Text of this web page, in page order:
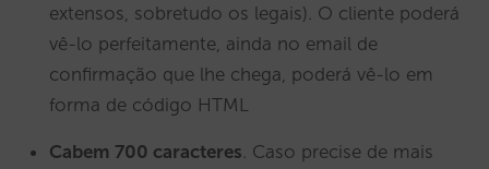
extensos, sobretudo os legais). O cliente poderá
vê-lo perfeitamente, ainda no email de
confirmação que lhe chega, poderá vê-lo em
forma de código HTML
Cabem 700 caracteres . Caso precise de mais